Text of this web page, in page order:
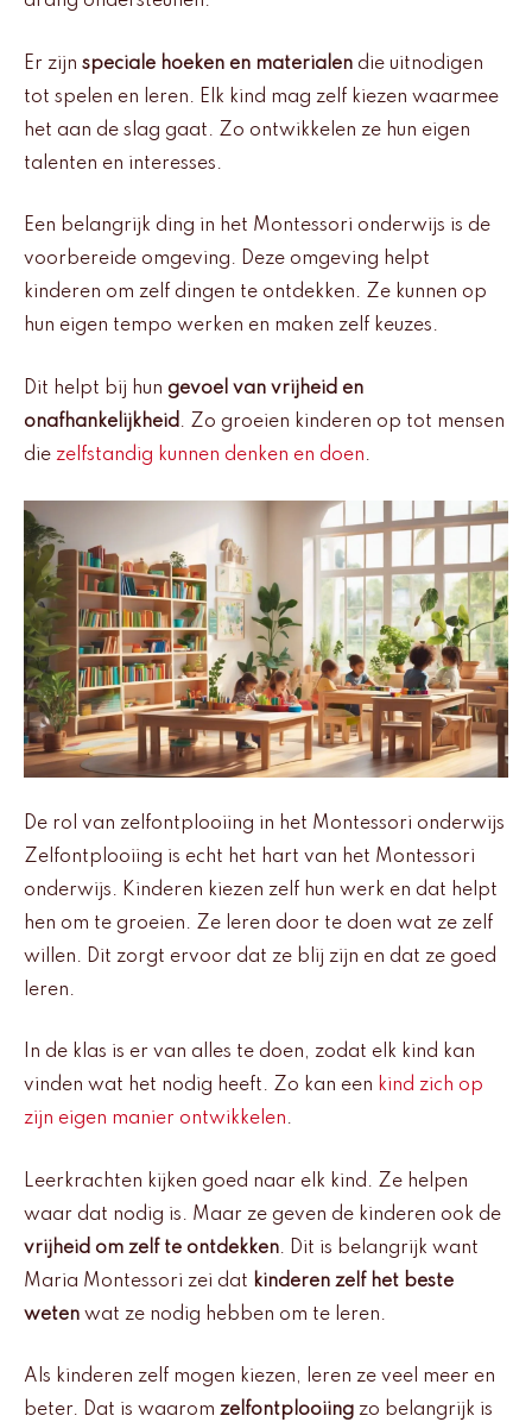
Er zijn speciale hoeken en materialen die uitnodigen
tot spelen en leren. Elk kind mag zelf kiezen waarmee
het aan de slag gaat. Zo ontwikkelen ze hun eigen
talenten en interesses.
Een belangrijk ding in het Montessori onderwijs is de
voorbereide omgeving. Deze omgeving helpt
kinderen om zelf dingen te ontdekken. Ze kunnen op
hun eigen tempo werken en maken zelf keuzes.
Dit helpt bij hun gevoel van vrijheid en
onafhankelijkheid . Zo groeien kinderen op tot mensen
die zelfstandig kunnen denken en doen.
De rol van zelfontplooiing in het Montessori onderwijs
Zelfontplooiing is echt het hart van het Montessori
onderwijs. Kinderen kiezen zelf hun werk en dat helpt
hen om te groeien. Ze leren door te doen wat ze zelf
willen. Dit zorgt ervoor dat ze blij zijn en dat ze goed
leren.
In de klas is er van alles te doen, zodat elk kind kan
vinden wat het nodig heeft. Zo kan een kind zich op
zijn eigen manier ontwikkelen.
Leerkrachten kijken goed naar elk kind. Ze helpen
waar dat nodig is. Maar ze geven de kinderen ook de
vrijheid om zelf te ontdekken. Dit is belangrijk want
Maria Montessori zei dat kinderen zelf het beste
weten wat ze nodig hebben om te leren.
Als kinderen zelf mogen kiezen, leren ze veel meer en
beter. Dat is waarom zelfontplooiing zo belangrijk is